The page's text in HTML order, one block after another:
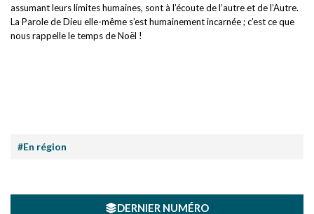
assumant leurs limites humaines, sont à l’écoute de l’autre et de l’Autre.
La Parole de Dieu elle-même s’est humainement incarnée ; c’est ce que
nous rappelle le temps de Noël !
#En région
DERNIER NUMÉRO